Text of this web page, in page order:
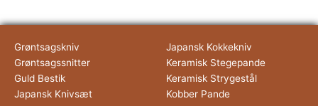
Grøntsagskniv
Grøntsagssnitter
Guld Bestik
Japansk Knivsæt
Japansk Kokkekniv
Keramisk Stegepande
Keramisk Strygestål
Kobber Pande